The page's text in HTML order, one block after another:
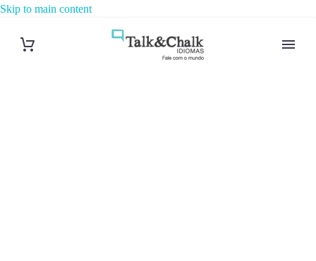
Skip to main content